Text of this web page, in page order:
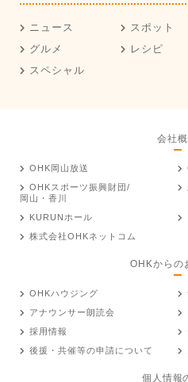
ニュース スポット
グルメ
レシピ
スペシャル
会社
OHK岡山放送
OHKスポーツ振興財団/
岡山・香川
KURUNホール
株式会社OHKネットコム
OHKからの
OHKハウジング
アナウンサー朗読会
採用情報
後援・共催等の申請について
個人情報